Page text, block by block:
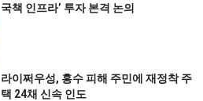
국책 인프라’ 투자 본격 논의
라이쩌우성, 홍수 피해 주민에 재정착 주
택 24채 신속 인도